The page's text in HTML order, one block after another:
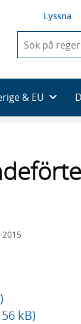
Lyssna
du
skriva
framträder
en
& EU
kB)